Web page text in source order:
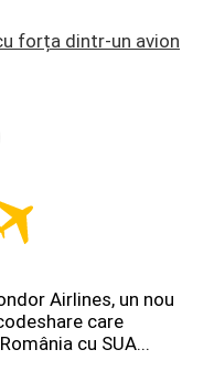
forța dintr-un avion
Airlines, un nou
care
cu SUA...